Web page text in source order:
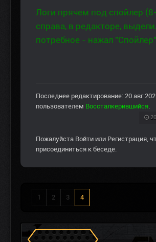
Логи прячем под спойлер
справа, в редакторе,
потребное - нажал
Последнее редактирование: 20 авг
пользователем Воссталкерившийся.
Пожалуйста Войти или Регистрация,
присоединиться к беседе.
1 2 3 4
Сталкеров в Зоне